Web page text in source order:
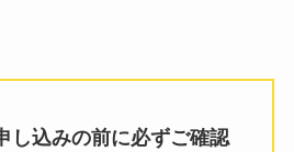
し込みの前に必ずご確認